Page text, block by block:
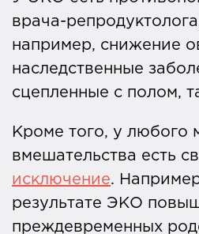
врача-
например, снижение
наследственные
сцепленные с полом,
Кроме того, у любого
вмешательства есть
исключение.
результате ЭКО
преждевременных